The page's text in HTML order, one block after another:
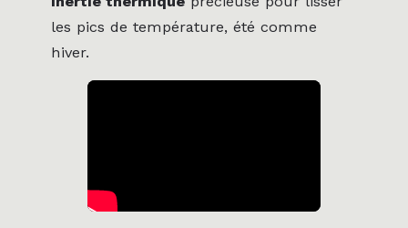
les pics de température, été comme
hiver.